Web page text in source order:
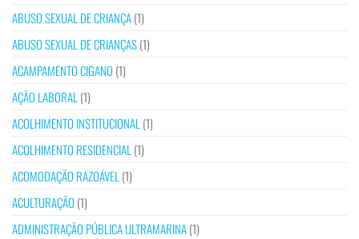
ABUSO SEXUAL DE CRIANÇA(1)
ABUSO SEXUAL DE CRIANÇAS(1)
ACAMPAMENTO CIGANO (1)
AÇÃO LABORAL (1)
ACOLHIMENTO INSTITUCIONAL (1)
ACOLHIMENTO RESIDENCIAL (1)
ACOMODAÇÃO RAZOÁVEL (1)
ACULTURAÇÃO (1)
ADMINISTRAÇÃO PÚBLICA ULTRAMARINA(1)